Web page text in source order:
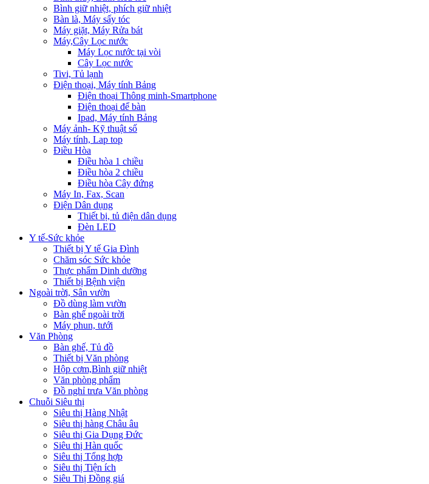
Bình giữ nhiệt, phích giữ nhiệt
Bàn là, Máy sấy tóc
Máy giặt, Máy Rửa bát
Máy,Cây Lọc nước
Máy Lọc nước tại vòi
Cây Lọc nước
Tivi, Tủ lạnh
Điện thoại, Máy tính Bảng
Điện thoại Thông minh-Smartphone
Điện thoại để bàn
Ipad, Máy tính Bảng
Máy ảnh- Kỹ thuật số
Máy tính, Lap top
Điều Hòa
Điều hòa 1 chiều
Điều hòa 2 chiều
Điều hòa Cây đứng
Máy In, Fax, Scan
Điện Dân dụng
Thiết bị, tủ điện dân dụng
Đèn LED
Y tế-Sức khỏe
Thiết bị Y tế Gia Đình
Chăm sóc Sức khỏe
Thực phẩm Dinh dưỡng
Thiết bị Bệnh viện
Ngoài trời, Sân vườn
Đồ dùng làm vườn
Bàn ghế ngoài trời
Máy phun, tưới
Văn Phòng
Bàn ghế, Tủ đồ
Thiết bị Văn phòng
Hộp cơm,Bình giữ nhiệt
Văn phòng phẩm
Đồ nghỉ trưa Văn phòng
Chuỗi Siêu thị
Siêu thị Hàng Nhật
Siêu thị hàng Châu âu
Siêu thị Gia Dụng Đức
Siêu thị Hàn quốc
Siêu thị Tổng hợp
Siêu thị Tiện ích
Siêu Thị Đồng giá